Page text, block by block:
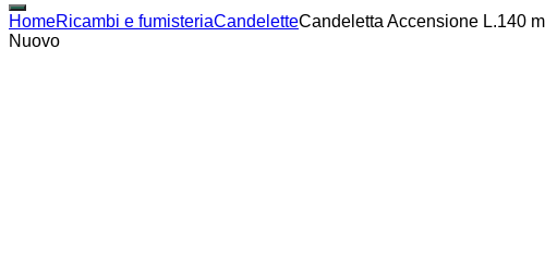
HomeRicambi e fumisteriaCandeletteCandeletta Accensione L.140
Nuovo